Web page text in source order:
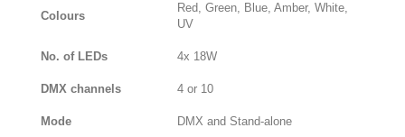
Colours
Red, Green, Blue, Amber, White,
UV
No. of LEDs 4x 18W
DMX channels 4 or 10
Mode DMX and Stand-alone